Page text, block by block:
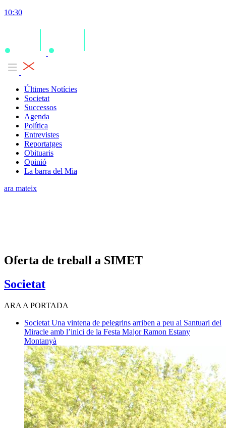
10:30
Últimes Notícies
Societat
Successos
Agenda
Política
Entrevistes
Reportatges
Obituaris
Opinió
La barra del Mia
ara mateix
Oferta de treball a SIMET
Societat
ARA A PORTADA
Societat Una vintena de pelegrins arriben a peu al Santuari del
Miracle amb l’inici de la Festa MajorRamon Estany
Montanyà